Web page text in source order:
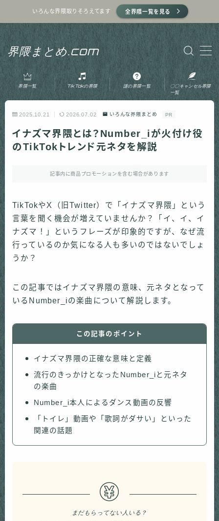
いろんな界隈取りそろえてます 全界隈一覧を見る
界隈まとめ.com
MENU
ホーム
プライバシーポリシー
運営者情報
お問い合わせ
界隈一覧 TikTokの界隈 謎の界隈一覧
〇〇キャンセル界隈
一覧
2025.10.21 2026.07.02 いろんな界隈まとめ PR
イナズマ界隈とは？Number_iが火付け役
のTikTokトレンド元ネタを解説
記事内に商品プロモーションを含む場合があります
TikTokやX（旧Twitter）で「イナズマ界隈」という
言葉を聞く機会が増えていませんか？「イ、イ、イ
ナズマ！」というフレーズが印象的ですが、なぜ流
行っているのか気になる人も多いのではないでしょ
うか？
この記事ではイナズマ界隈の意味、元ネタとなって
いるNumber_iの楽曲について解説します。
この記事のポイント
イナズマ界隈の正確な意味と定義
流行のきっかけとなったNumber_iと元ネタ
の楽曲
Number_i本人によるダンス動画の反響
「トイレ」動画や「歌詞がダサい」といった
関連の話題
まだもらってない人いる？